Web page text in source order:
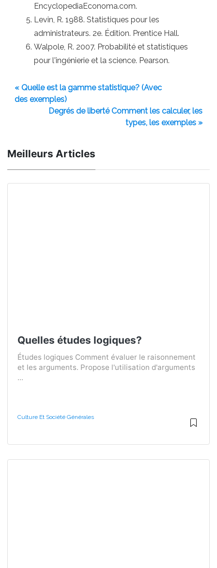
EncyclopediaEconoma.com.
Levin, R. 1988. Statistiques pour les
administrateurs. 2e. Édition. Prentice Hall.
Walpole, R. 2007. Probabilité et statistiques
pour l'ingénierie et la science. Pearson.
« Quelle est la gamme statistique? (Avec
des exemples)
Degrés de liberté Comment les calculer, les
types, les exemples »
Meilleurs Articles
Quelles études logiques?
Études logiques Comment évaluer le raisonnement
et les arguments. Propose l'utilisation d'arguments
...
Culture Et Société Générales